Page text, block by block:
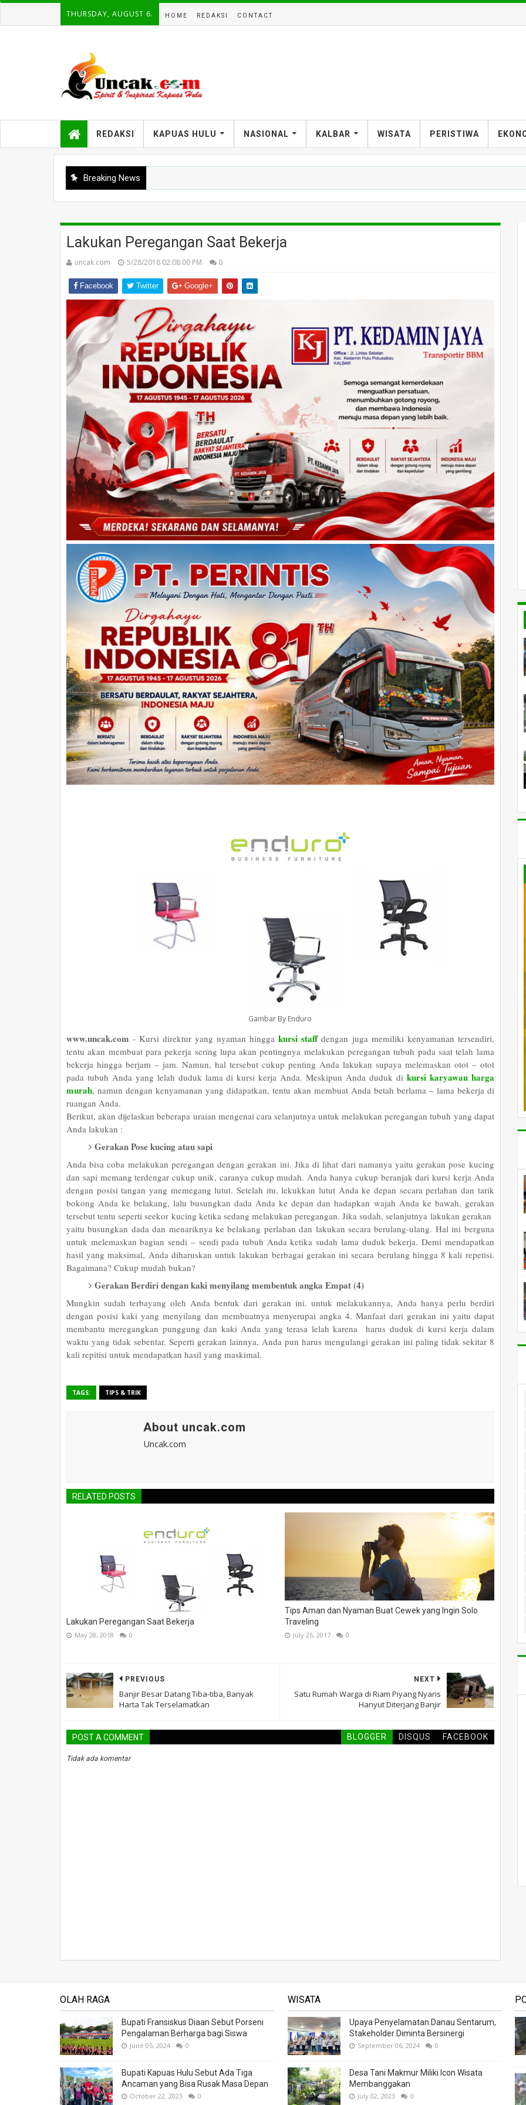
THURSDAY, AUGUST 6. HOME REDAKSI CONTACT
REDAKSI KAPUAS HULU NASIONAL KALBAR WISATA PERISTIWA
Breaking News
Lakukan Peregangan Saat Bekerja
uncak.com 5/28/2018 02:08:00 PM 0
Facebook Twitter Google+
Gambar By Enduro
www.uncak.com- Kursi direktur yang nyaman hinggakursi staffdengan juga memiliki kenyamanan tersendiri,
tentu akan membuat para pekerja sering lupa akan pentingnya melakukan peregangan tubuh pada saat telah lama
bekerja hingga berjam – jam. Namun, hal tersebut cukup penting Anda lakukan supaya melemaskan otot – otot
pada tubuh Anda yang lelah duduk lama di kursi kerja Anda. Meskipun Anda duduk di kursi karyawan harga
murah, namun dengan kenyamanan yang didapatkan, tentu akan membuat Anda betah berlama – lama bekerja di
ruangan Anda.
Berikut, akan dijelaskan beberapa uraian mengenai cara selanjutnya untuk melakukan peregangan tubuh yang dapat
Anda lakukan :
Gerakan Pose kucing atau sapi
Anda bisa coba melakukan peregangan dengan gerakan ini. Jika di lihat dari namanya yaitu gerakan pose kucing
dan sapi memang terdengar cukup unik, caranya cukup mudah. Anda hanya cukup beranjak dari kursi kerja Anda
dengan posisi tangan yang memegang lutut. Setelah itu, lekukkan lutut Anda ke depan secara perlahan dan tarik
bokong Anda ke belakang, lalu busungkan dada Anda ke depan dan hadapkan wajah Anda ke bawah, gerakan
tersebut tentu seperti seekor kucing ketika sedang melakukan peregangan. Jika sudah, selanjutnya lakukan gerakan
yaitu busungkan dada dan menariknya ke belakang perlahan dan lakukan secara berulang-ulang. Hal ini berguna
untuk melemaskan bagian sendi – sendi pada tubuh Anda ketika sudah lama duduk bekerja. Demi mendapatkan
hasil yang maksimal, Anda diharuskan untuk lakukan berbagai gerakan ini secara berulang hingga 8 kali repetisi.
Bagaimana? Cukup mudah bukan?
Gerakan Berdiri dengan kaki menyilang membentuk angka Empat (4)
Mungkin sudah terbayang oleh Anda bentuk dari gerakan ini. untuk melakukannya, Anda hanya perlu berdiri
dengan posisi kaki yang menyilang dan membuatnya menyerupai angka 4. Manfaat dari gerakan ini yaitu dapat
membantu meregangkan punggung dan kaki Anda yang terasa lelah karena harus duduk di kursi kerja dalam
waktu yang tidak sebentar. Seperti gerakan lainnya, Anda pun harus mengulangi gerakan ini paling tidak sekitar 8
kali repitisi untuk mendapatkan hasil yang maskimal.
TAGS: TIPS & TRIK
About uncak.com
Uncak.com
RELATED POSTS
Lakukan Peregangan Saat Bekerja
May 28, 2018 0
Tips Aman dan Nyaman Buat Cewek yang Ingin Solo
Traveling
July 26, 2017 0
NEXT
Satu Rumah Warga di Riam Piyang Nyaris
Hanyut Diterjang Banjir
PREVIOUS
Banjir Besar Datang Tiba-tiba, Banyak
Harta Tak Terselamatkan
POST A COMMENT BLOGGER DISQUS FACEBOOK
Tidak ada komentar
OLAH RAGA
Bupati Fransiskus Diaan Sebut Porseni
Pengalaman Berharga bagi Siswa
June 05, 2024 0
Bupati Kapuas Hulu Sebut Ada Tiga
Ancaman yang Bisa Rusak Masa Depan
October 22, 2023 0
WISATA
Upaya Penyelamatan Danau Sentarum,
Stakeholder Diminta Bersinergi
September 06, 2024 0
Desa Tani Makmur Miliki Icon Wisata
Membanggakan
July 02, 2023 0